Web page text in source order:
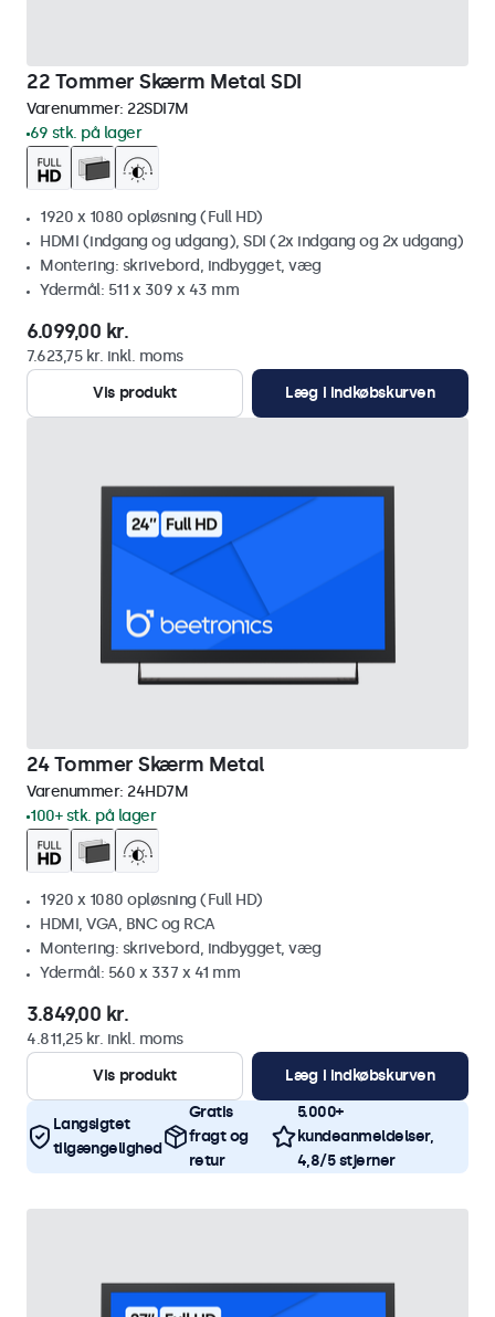
22 Tommer Skærm Metal SDI
Varenummer: 22SDI7M
69 stk. på lager
1920 x 1080 opløsning (Full HD)
HDMI (indgang og udgang), SDI (2x indgang og 2x udgang)
Montering: skrivebord, indbygget, væg
Ydermål: 511 x 309 x 43 mm
6.099,00 kr.
7.623,75 kr. inkl. moms
Vis produkt
Læg i indkøbskurven
24 Tommer Skærm Metal
Varenummer: 24HD7M
100+ stk. på lager
1920 x 1080 opløsning (Full HD)
HDMI, VGA, BNC og RCA
Montering: skrivebord, indbygget, væg
Ydermål: 560 x 337 x 41 mm
3.849,00 kr.
4.811,25 kr. inkl. moms
Vis produkt
Læg i indkøbskurven
Langsigtet
tilgængelighed
Gratis
fragt og
retur
5.000+
kundeanmeldelser,
4,8/5 stjerner